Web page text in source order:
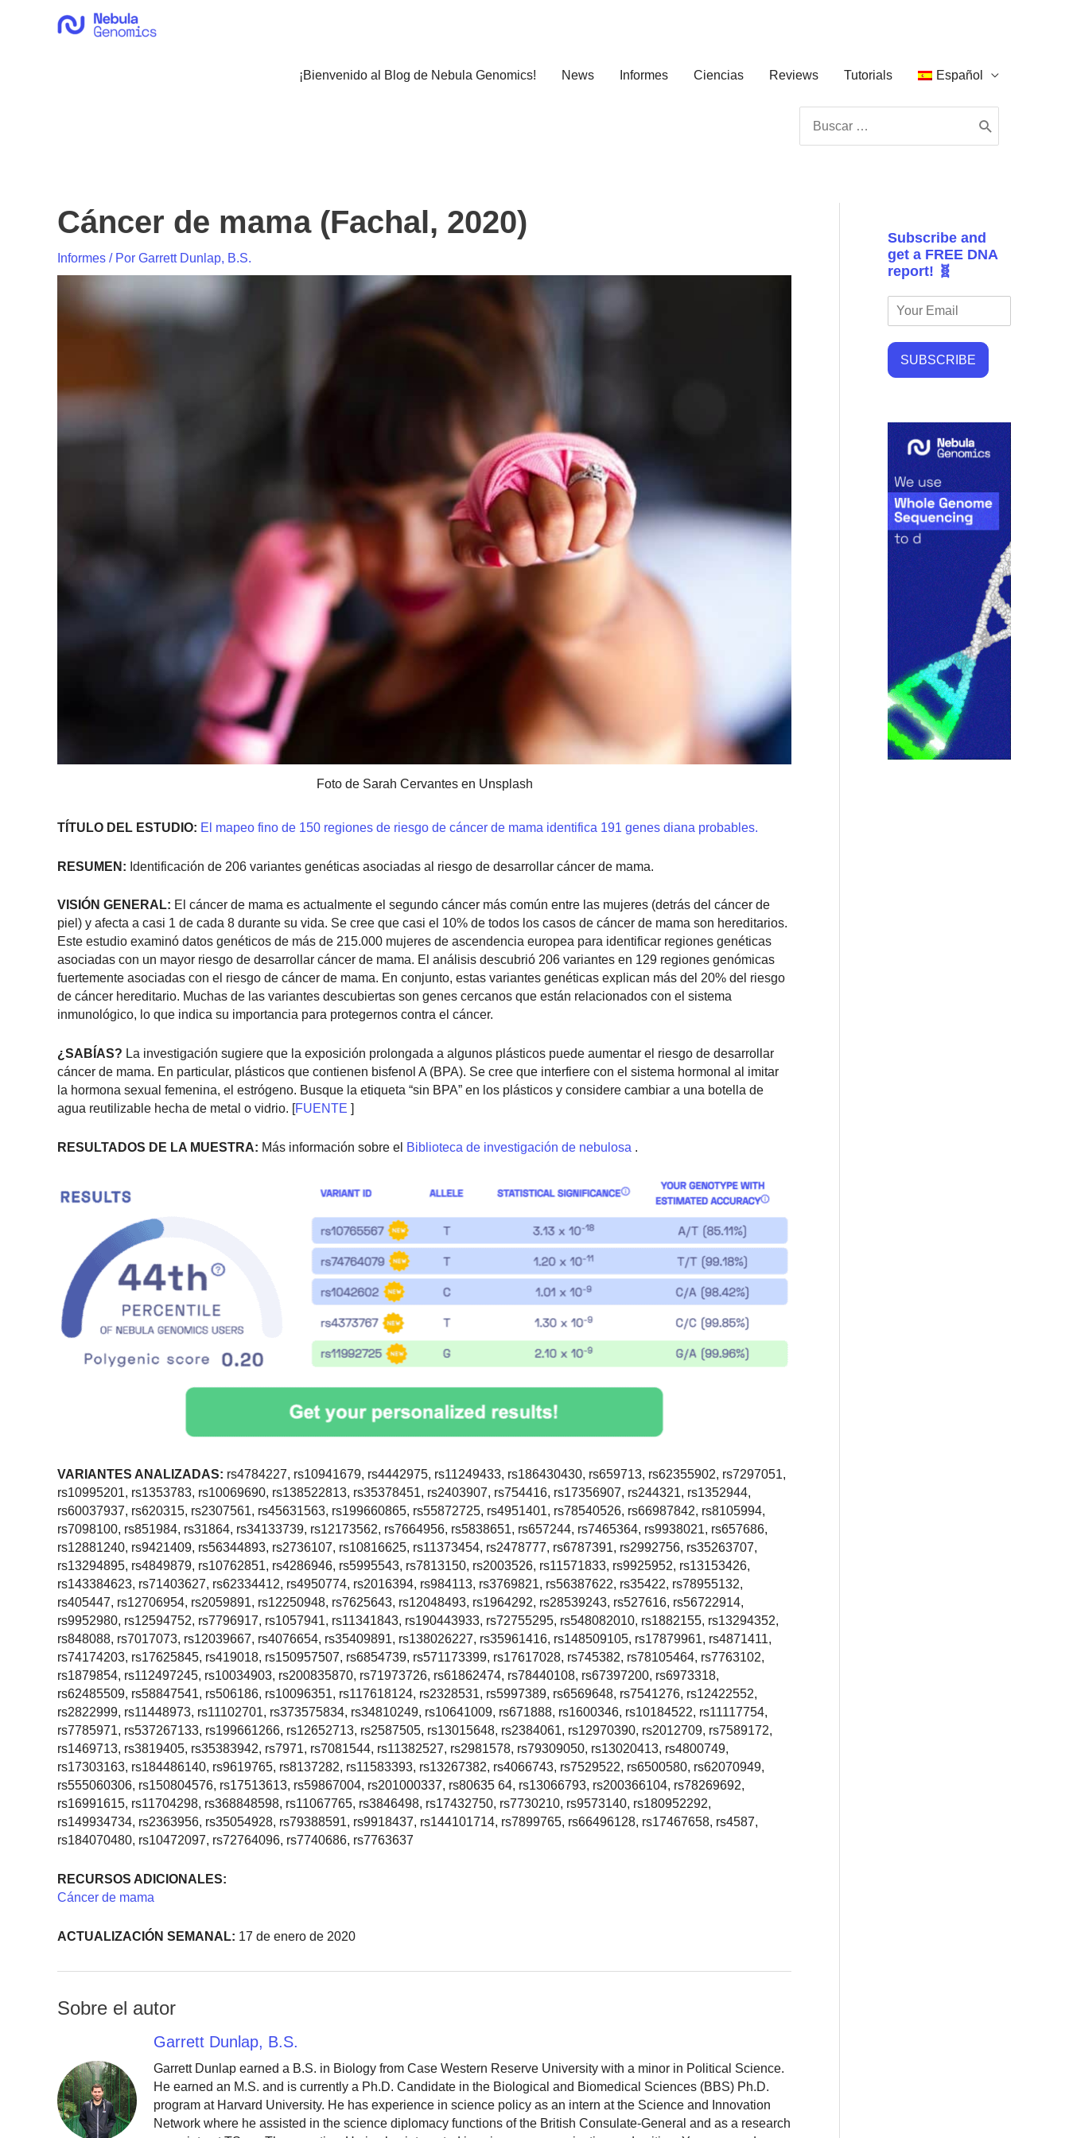
¡Bienvenido al Blog de Nebula Genomics! News Informes Ciencias Reviews Tutorials Español
por:
Cáncer de mama (Fachal, 2020)
Informes / Por Garrett Dunlap, B.S.
Foto de Sarah Cervantes en Unsplash
TÍTULO DEL ESTUDIO: El mapeo fino de 150 regiones de riesgo de cáncer de mama identifica 191 genes diana probables.
RESUMEN: Identificación de 206 variantes genéticas asociadas al riesgo de desarrollar cáncer de mama.
VISIÓN GENERAL: El cáncer de mama es actualmente el segundo cáncer más común entre las mujeres (detrás del cáncer de
piel) y afecta a casi 1 de cada 8 durante su vida. Se cree que casi el 10% de todos los casos de cáncer de mama son hereditarios.
Este estudio examinó datos genéticos de más de 215.000 mujeres de ascendencia europea para identificar regiones genéticas
asociadas con un mayor riesgo de desarrollar cáncer de mama. El análisis descubrió 206 variantes en 129 regiones genómicas
fuertemente asociadas con el riesgo de cáncer de mama. En conjunto, estas variantes genéticas explican más del 20% del riesgo
de cáncer hereditario. Muchas de las variantes descubiertas son genes cercanos que están relacionados con el sistema
inmunológico, lo que indica su importancia para protegernos contra el cáncer.
¿SABÍAS? La investigación sugiere que la exposición prolongada a algunos plásticos puede aumentar el riesgo de desarrollar
cáncer de mama. En particular, plásticos que contienen bisfenol A (BPA). Se cree que interfiere con el sistema hormonal al imitar
la hormona sexual femenina, el estrógeno. Busque la etiqueta “sin BPA” en los plásticos y considere cambiar a una botella de
agua reutilizable hecha de metal o vidrio. [FUENTE ]
RESULTADOS DE LA MUESTRA: Más información sobre el Biblioteca de investigación de nebulosa .
VARIANTES ANALIZADAS: rs4784227, rs10941679, rs4442975, rs11249433, rs186430430, rs659713, rs62355902, rs7297051,
rs10995201, rs1353783, rs10069690, rs138522813, rs35378451, rs2403907, rs754416, rs17356907, rs244321, rs1352944,
rs60037937, rs620315, rs2307561, rs45631563, rs199660865, rs55872725, rs4951401, rs78540526, rs66987842, rs8105994,
rs7098100, rs851984, rs31864, rs34133739, rs12173562, rs7664956, rs5838651, rs657244, rs7465364, rs9938021, rs657686,
rs12881240, rs9421409, rs56344893, rs2736107, rs10816625, rs11373454, rs2478777, rs6787391, rs2992756, rs35263707,
rs13294895, rs4849879, rs10762851, rs4286946, rs5995543, rs7813150, rs2003526, rs11571833, rs9925952, rs13153426,
rs143384623, rs71403627, rs62334412, rs4950774, rs2016394, rs984113, rs3769821, rs56387622, rs35422, rs78955132,
rs405447, rs12706954, rs2059891, rs12250948, rs7625643, rs12048493, rs1964292, rs28539243, rs527616, rs56722914,
rs9952980, rs12594752, rs7796917, rs1057941, rs11341843, rs190443933, rs72755295, rs548082010, rs1882155, rs13294352,
rs848088, rs7017073, rs12039667, rs4076654, rs35409891, rs138026227, rs35961416, rs148509105, rs17879961, rs4871411,
rs74174203, rs17625845, rs419018, rs150957507, rs6854739, rs571173399, rs17617028, rs745382, rs78105464, rs7763102,
rs1879854, rs112497245, rs10034903, rs200835870, rs71973726, rs61862474, rs78440108, rs67397200, rs6973318,
rs62485509, rs58847541, rs506186, rs10096351, rs117618124, rs2328531, rs5997389, rs6569648, rs7541276, rs12422552,
rs2822999, rs11448973, rs11102701, rs373575834, rs34810249, rs10641009, rs671888, rs1600346, rs10184522, rs11117754,
rs7785971, rs537267133, rs199661266, rs12652713, rs2587505, rs13015648, rs2384061, rs12970390, rs2012709, rs7589172,
rs1469713, rs3819405, rs35383942, rs7971, rs7081544, rs11382527, rs2981578, rs79309050, rs13020413, rs4800749,
rs17303163, rs184486140, rs9619765, rs8137282, rs11583393, rs13267382, rs4066743, rs7529522, rs6500580, rs62070949,
rs555060306, rs150804576, rs17513613, rs59867004, rs201000337, rs80635 64, rs13066793, rs200366104, rs78269692,
rs16991615, rs11704298, rs368848598, rs11067765, rs3846498, rs17432750, rs7730210, rs9573140, rs180952292,
rs149934734, rs2363956, rs35054928, rs79388591, rs9918437, rs144101714, rs7899765, rs66496128, rs17467658, rs4587,
rs184070480, rs10472097, rs72764096, rs7740686, rs7763637
RECURSOS ADICIONALES:
Cáncer de mama
ACTUALIZACIÓN SEMANAL: 17 de enero de 2020
Sobre el autor
Garrett Dunlap, B.S.
Garrett Dunlap earned a B.S. in Biology from Case Western Reserve University with a minor in Political Science.
He earned an M.S. and is currently a Ph.D. Candidate in the Biological and Biomedical Sciences (BBS) Ph.D.
program at Harvard University. He has experience in science policy as an intern at the Science and Innovation
Network where he assisted in the science diplomacy functions of the British Consulate-General and as a research
Subscribe and
get a FREE DNA
report! 🧬
SUBSCRIBE